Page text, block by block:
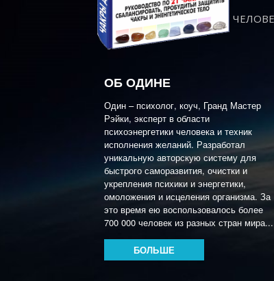
ЭНЕРГИЯ
ОБ ОДИНЕ
Один – психолог, коуч, Гранд Мастер
Рэйки, эксперт в области
психоэнергетики человека и техник
исполнения желаний. Разработал
уникальную авторскую систему для
быстрого саморазвития, очистки и
укрепления психики и энергетики,
омоложения и исцеления организма. За
это время ею воспользовалось более
700 000 человек из разных стран мира...
БОЛЬШЕ